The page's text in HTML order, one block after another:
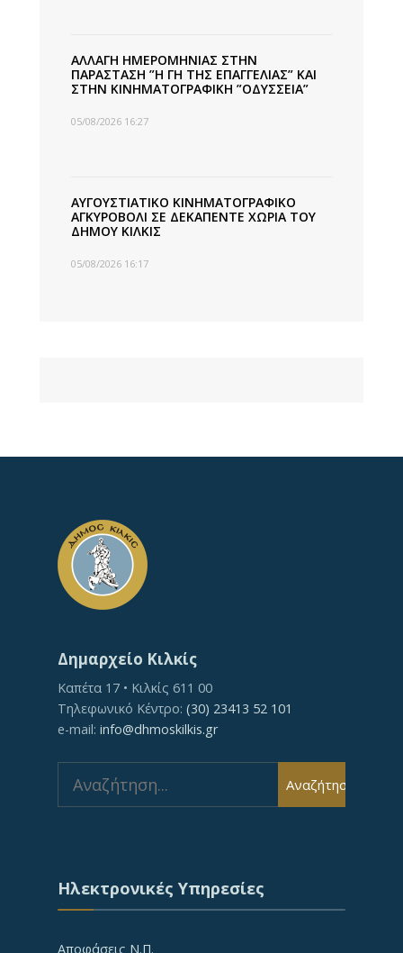
ΑΛΛΑΓΗ ΗΜΕΡΟΜΗΝΙΑΣ ΣΤΗΝ
ΠΑΡΑΣΤΑΣΗ ”Η ΓΗ ΤΗΣ ΕΠΑΓΓΕΛΙΑΣ” ΚΑΙ
ΣΤΗΝ ΚΙΝΗΜΑΤΟΓΡΑΦΙΚΗ ”ΟΔΥΣΣΕΙΑ”
05/08/2026 16:27
ΑΥΓΟΥΣΤΙΑΤΙΚΟ ΚΙΝΗΜΑΤΟΓΡΑΦΙΚΟ
ΑΓΚΥΡΟΒΟΛΙ ΣΕ ΔΕΚΑΠΕΝΤΕ ΧΩΡΙΑ ΤΟΥ
ΔΗΜΟΥ ΚΙΛΚΙΣ
05/08/2026 16:17
Δημαρχείο Κιλκίς
Καπέτα 17 • Κιλκίς 611 00
Τηλεφωνικό Κέντρο: (30) 23413 52 101
e-mail: info@dhmoskilkis.gr
for:
Αναζήτηση
Ηλεκτρονικές Υπηρεσίες
Αποφάσεις Ν.Π.